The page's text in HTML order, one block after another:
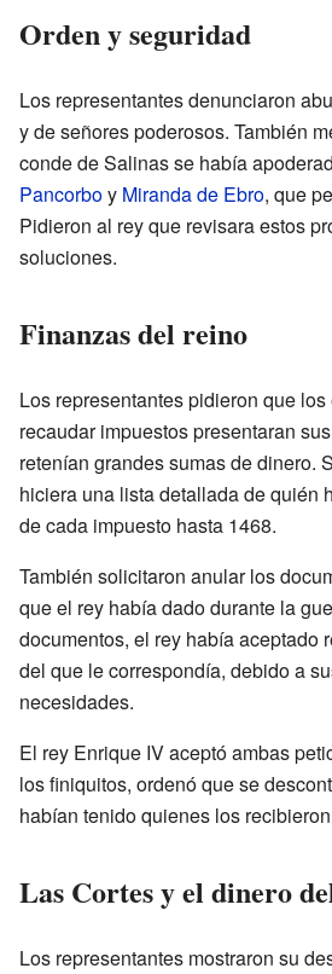
Orden y seguridad
Los representantes denunciaron
y de señores poderosos. También
conde de Salinas se había
Pancorboy Miranda de Ebro, que
Pidieron al rey que revisara estos
soluciones.
Finanzas del reino
Los representantes pidieron que
recaudar impuestos presentaran
retenían grandes sumas de dinero.
hiciera una lista detallada de quién
de cada impuesto hasta 1468.
También solicitaron anular los
que el rey había dado durante la
documentos, el rey había aceptado
del que le correspondía, debido a
necesidades.
El rey Enrique IV aceptó ambas
los finiquitos, ordenó que se
habían tenido quienes los
Las Cortes y el dinero
Los representantes mostraron su